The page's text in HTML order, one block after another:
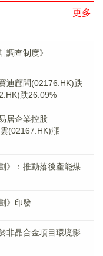
更多
調查制度》
迪顧問(02176.HK)跌
跌26.09%
居企業控股
(02167.HK)漲
》：推動落後產能煤
》印發
非晶合金項目環境影